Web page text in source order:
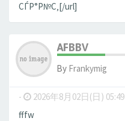
СЃР°Р№С‚[/url]
AFBBV
By Frankymig
- 2026年8月02日(日) 05:49
fffw